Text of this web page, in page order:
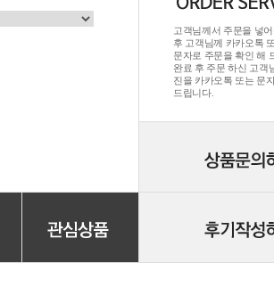
고객님께서 주문을 넣
후 고객님께 카카오톡
문자로 주문을 확인 해
완료 후 주문 하신 고객
진을 카카오톡 또는 문
드립니다.